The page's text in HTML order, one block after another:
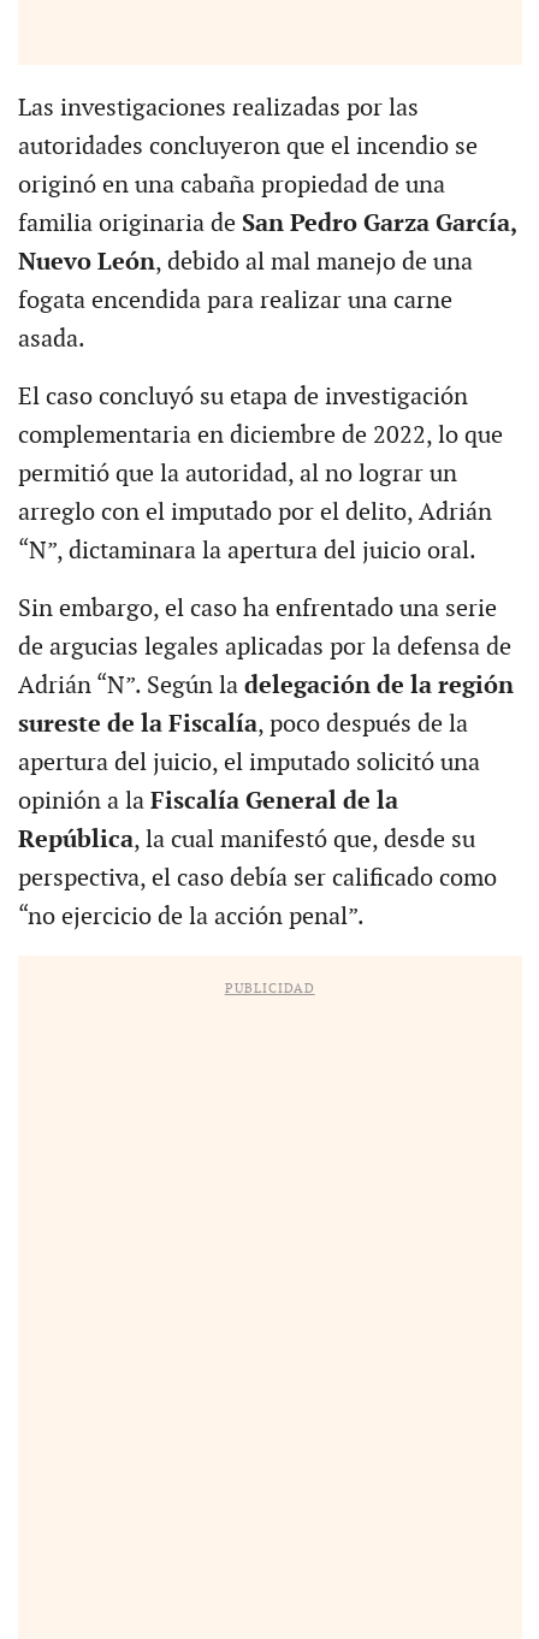
Las investigaciones realizadas por las
autoridades concluyeron que el incendio se
originó en una cabaña propiedad de una
familia originaria de San Pedro Garza García,
Nuevo León, debido al mal manejo de una
fogata encendida para realizar una carne
asada.
El caso concluyó su etapa de investigación
complementaria en diciembre de 2022, lo que
permitió que la autoridad, al no lograr un
arreglo con el imputado por el delito, Adrián
“N”, dictaminara la apertura del juicio oral.
Sin embargo, el caso ha enfrentado una serie
de argucias legales aplicadas por la defensa de
Adrián “N”. Según la delegación de la región
sureste de la Fiscalía, poco después de la
apertura del juicio, el imputado solicitó una
opinión a la Fiscalía General de la
República, la cual manifestó que, desde su
perspectiva, el caso debía ser calificado como
“no ejercicio de la acción penal”.
PUBLICIDAD